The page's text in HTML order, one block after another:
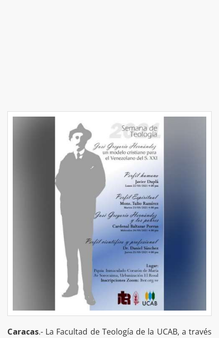
Caracas.- La Facultad de Teología de la UCAB, a través